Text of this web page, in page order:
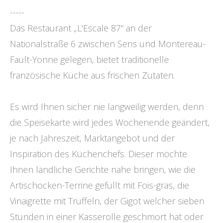
-----
Das Restaurant „L'Escale 87“ an der
Nationalstraße 6 zwischen Sens und Montereau-
Fault-Yonne gelegen, bietet traditionelle
französische Küche aus frischen Zutaten.
Es wird Ihnen sicher nie langweilig werden, denn
die Speisekarte wird jedes Wochenende geändert,
je nach Jahreszeit, Marktangebot und der
Inspiration des Küchenchefs. Dieser möchte
Ihnen ländliche Gerichte nahe bringen, wie die
Artischocken-Terrine gefüllt mit Fois-gras, die
Vinaigrette mit Trüffeln, der Gigot welcher sieben
Stunden in einer Kasserolle geschmort hat oder